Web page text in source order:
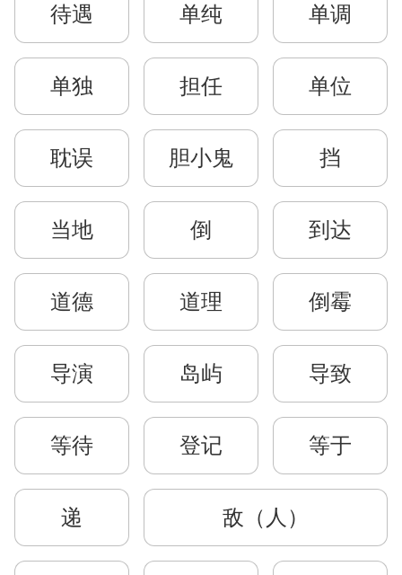
待遇 单纯 单调
单独 担任 单位
耽误 胆小鬼 挡
当地 倒 到达
道德 道理 倒霉
导演 岛屿 导致
等待 登记 等于
递 敌（人）